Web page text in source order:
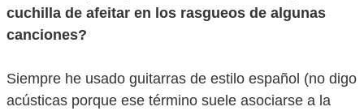
cuchilla de afeitar en los rasgueos de algunas
canciones?
Siempre he usado guitarras de estilo español (no digo
acústicas porque ese término suele asociarse a la